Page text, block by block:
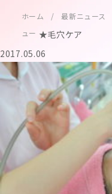
ホーム 最新ニュース
ュー ★毛穴ケア
2017.05.06